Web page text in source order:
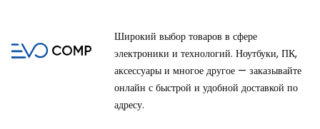
Широкий выбор товаров в сфере
электроники и технологий. Ноутбуки, ПК,
аксессуары и многое другое — заказывайте
онлайн с быстрой и удобной доставкой по
адресу.